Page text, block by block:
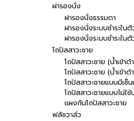
ฝารองนั่ง
ฝารองนั่งธรรมดา
ฝารองนั่งระบบชำระใน
ฝารองนั่งระบบชำระใน
โถปัสสาวะชาย
โถปัสสาวะชาย (น้ำเข้า
โถปัสสาวะชาย (น้ำเข้า
โถปัสสาวะชายแบบมีเซ็น
โถปัสสาวะชายแบบไม่ใช้
แผงกันโถปัสสาวะชาย
ฟลัชวาล์ว